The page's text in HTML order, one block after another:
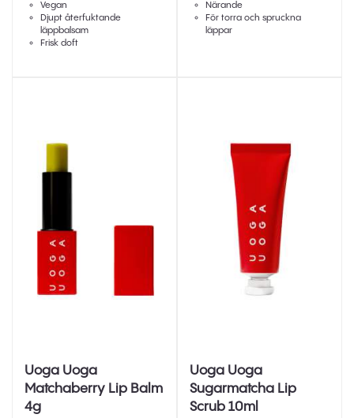
Vegan
Djupt återfuktande
läppbalsam
Frisk doft
Närande
För torra och spruckna
läppar
Uoga Uoga
Matchaberry Lip Balm
4g
Uoga Uoga
Sugarmatcha Lip
Scrub 10ml